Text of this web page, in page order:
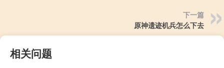
下一篇
原神遗迹机兵怎么下去
相关问题